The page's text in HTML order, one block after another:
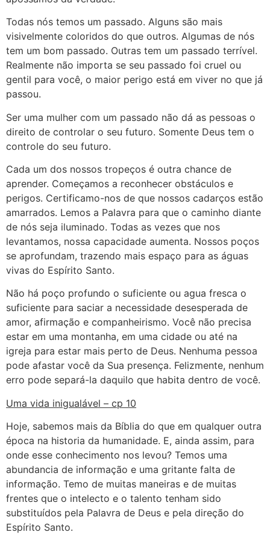
Todas nós temos um passado. Alguns são mais
visivelmente coloridos do que outros. Algumas de nós
tem um bom passado. Outras tem um passado terrível.
Realmente não importa se seu passado foi cruel ou
gentil para você, o maior perigo está em viver no que já
passou.
Ser uma mulher com um passado não dá as pessoas o
direito de controlar o seu futuro. Somente Deus tem o
controle do seu futuro.
Cada um dos nossos tropeços é outra chance de
aprender. Começamos a reconhecer obstáculos e
perigos. Certificamo-nos de que nossos cadarços estão
amarrados. Lemos a Palavra para que o caminho diante
de nós seja iluminado. Todas as vezes que nos
levantamos, nossa capacidade aumenta. Nossos poços
se aprofundam, trazendo mais espaço para as águas
vivas do Espírito Santo.
Não há poço profundo o suficiente ou agua fresca o
suficiente para saciar a necessidade desesperada de
amor, afirmação e companheirismo. Você não precisa
estar em uma montanha, em uma cidade ou até na
igreja para estar mais perto de Deus. Nenhuma pessoa
pode afastar você da Sua presença. Felizmente, nenhum
erro pode separá-la daquilo que habita dentro de você.
Uma vida inigualável – cp 10
Hoje, sabemos mais da Bíblia do que em qualquer outra
época na historia da humanidade. E, ainda assim, para
onde esse conhecimento nos levou? Temos uma
abundancia de informação e uma gritante falta de
informação. Temo de muitas maneiras e de muitas
frentes que o intelecto e o talento tenham sido
substituídos pela Palavra de Deus e pela direção do
Espírito Santo.